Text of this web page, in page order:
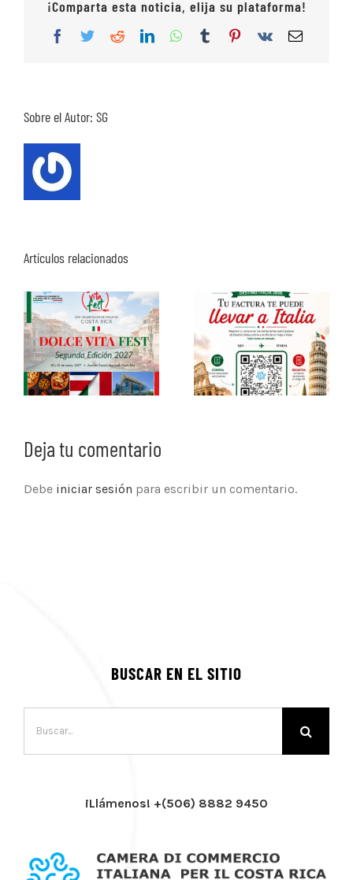
¡Comparta esta noticia, elija su plataforma!
Facebook
TwitterRedditLinkedInWhatsApp
TumblrPinterest
Vk
Correo
Sobre el Autor: SG
Artículos relacionados
Deja tu comentario
Debe iniciar sesión para escribir un comentario.
BUSCAR EN EL SITIO
¡Llámenos! +(506) 8882 9450